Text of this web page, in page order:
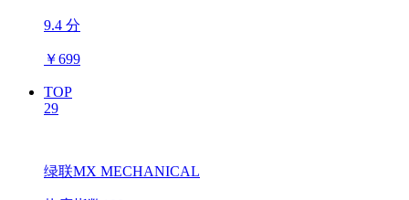
9.4 分
￥699
TOP
29
绿联MX MECHANICAL